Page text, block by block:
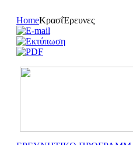
HomeΚρασίΈρευνες